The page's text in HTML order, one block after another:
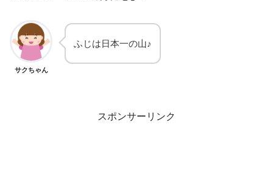
サクちゃん
ふじは日本一の山♪
スポンサーリンク